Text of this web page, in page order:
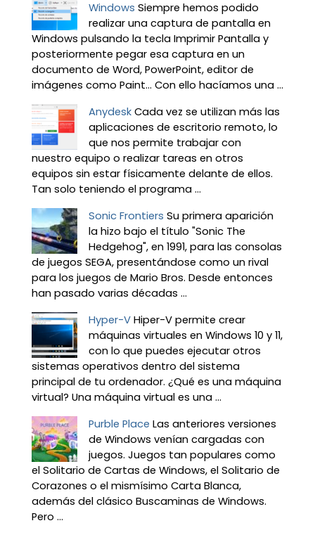
Windows Siempre hemos podido
realizar una captura de pantalla en
Windows pulsando la tecla Imprimir Pantalla y
posteriormente pegar esa captura en un
documento de Word, PowerPoint, editor de
imágenes como Paint… Con ello hacíamos una ...
Anydesk Cada vez se utilizan más las
aplicaciones de escritorio remoto, lo
que nos permite trabajar con
nuestro equipo o realizar tareas en otros
equipos sin estar físicamente delante de ellos.
Tan solo teniendo el programa ...
Sonic Frontiers Su primera aparición
la hizo bajo el título "Sonic The
Hedgehog", en 1991, para las consolas
de juegos SEGA, presentándose como un rival
para los juegos de Mario Bros. Desde entonces
han pasado varias décadas ...
Hyper-V Hiper-V permite crear
máquinas virtuales en Windows 10 y 11,
con lo que puedes ejecutar otros
sistemas operativos dentro del sistema
principal de tu ordenador. ¿Qué es una máquina
virtual? Una máquina virtual es una ...
Purble Place Las anteriores versiones
de Windows venían cargadas con
juegos. Juegos tan populares como
el Solitario de Cartas de Windows, el Solitario de
Corazones o el mismísimo Carta Blanca,
además del clásico Buscaminas de Windows.
Pero ...